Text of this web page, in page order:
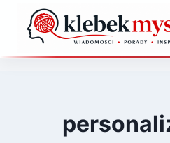
Przejdź